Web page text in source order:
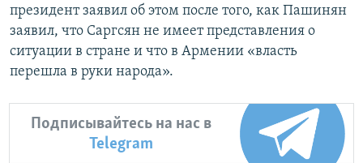
президент заявил об этом после того, как Пашинян
заявил, что Саргсян не имеет представления о
ситуации в стране и что в Армении «власть
перешла в руки народа».
Подписывайтесь на нас в
Telegram